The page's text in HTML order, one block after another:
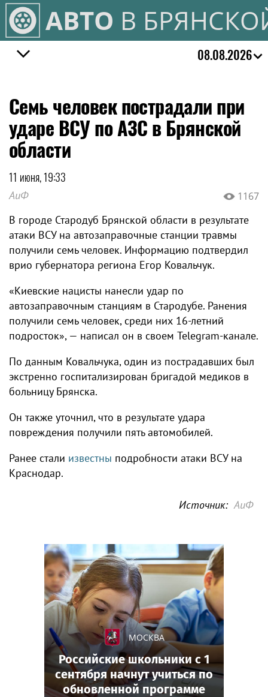
АВТО В
08.08.2026
Семь человек пострадали при
ударе ВСУ по АЗС в Брянской
области
11 июня, 19:33
АиФ 1167
В городе Стародуб Брянской области в результате
атаки ВСУ на автозаправочные станции травмы
получили семь человек. Информацию подтвердил
врио губернатора региона Егор Ковальчук.
«Киевские нацисты нанесли удар по
автозаправочным станциям в Стародубе. Ранения
получили семь человек, среди них 16-летний
подросток», — написал он в своем Telegram-канале.
По данным Ковальчука, один из пострадавших был
экстренно госпитализирован бригадой медиков в
больницу Брянска.
Он также уточнил, что в результате удара
повреждения получили пять автомобилей.
Ранее стали известны подробности атаки ВСУ на
Краснодар.
Источник: АиФ
МОСКВА
Российские школьники с 1
сентября начнут учиться по
обновленной программе